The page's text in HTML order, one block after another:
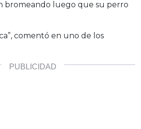
bromeando luego que su perro
comentó en uno de los